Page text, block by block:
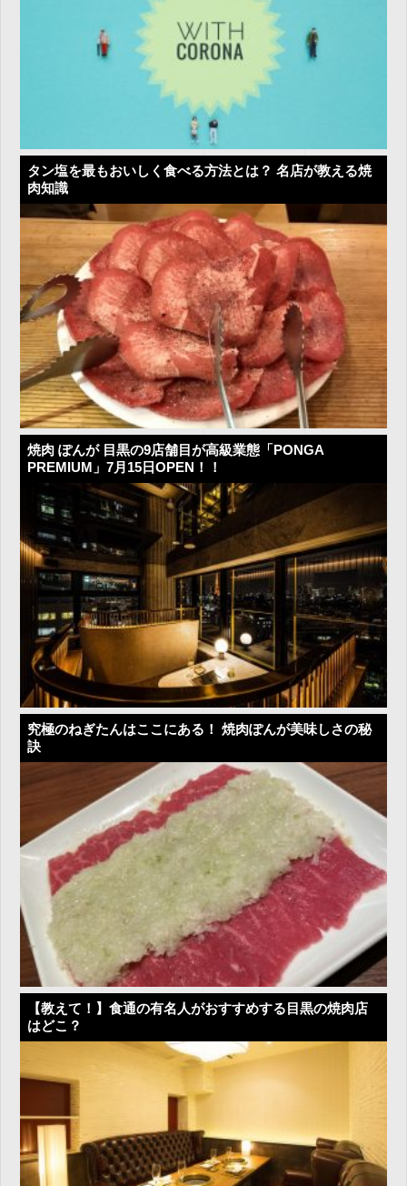
タン塩を最もおいしく食べる方法とは？ 名店が教える焼
肉知識
焼肉 ぽんが 目黒の9店舗目が高級業態「PONGA
PREMIUM」7月15日OPEN！！
究極のねぎたんはここにある！ 焼肉ぽんが美味しさの秘
訣
【教えて！】食通の有名人がおすすめする目黒の焼肉店
はどこ？